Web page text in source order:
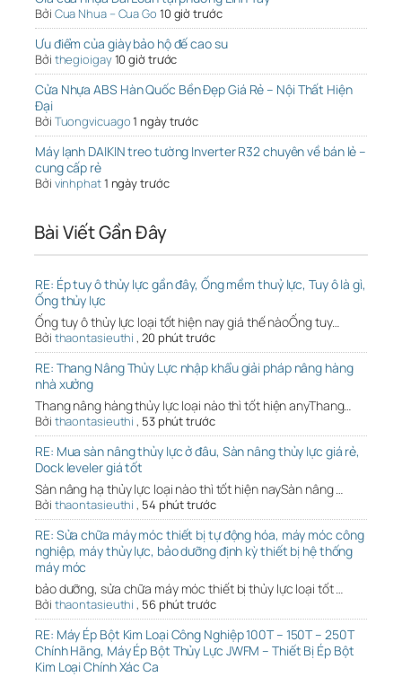
Bởi Cua Nhua – Cua Go 10 giờ trước
Ưu điểm của giày bảo hộ đế cao su
Bởi thegioigay10 giờ trước
Cửa Nhựa ABS Hàn Quốc Bền Đẹp Giá Rẻ – Nội Thất Hiện
Đại
Bởi Tuongvicuago1 ngày trước
Máy lạnh DAIKIN treo tường Inverter R32 chuyên về bán lẻ –
cung cấp rẻ
Bởi vinhphat1 ngày trước
Bài Viết Gần Đây
RE: Ép tuy ô thủy lực gần đây, Ống mềm thuỷ lực, Tuy ô là gì,
Ống thủy lực
Ống tuy ô thủy lực loại tốt hiện nay giá thế nàoỐng tuy…
Bởi thaontasieuthi , 20 phút trước
RE: Thang Nâng Thủy Lực nhập khẩu giải pháp nâng hàng
nhà xưởng
Thang nâng hàng thủy lực loại nào thì tốt hiện anyThang…
Bởi thaontasieuthi , 53 phút trước
RE: Mua sàn nâng thủy lực ở đâu, Sàn nâng thủy lực giá rẻ,
Dock leveler giá tốt
Sàn nâng hạ thủy lực loại nào thì tốt hiện naySàn nâng …
Bởi thaontasieuthi , 54 phút trước
RE: Sửa chữa máy móc thiết bị tự động hóa, máy móc công
nghiệp, máy thủy lực, bảo dưỡng định kỳ thiết bị hệ thống
máy móc
bảo dưỡng, sửa chữa máy móc thiết bị thủy lực loại tốt …
Bởi thaontasieuthi , 56 phút trước
RE: Máy Ép Bột Kim Loại Công Nghiệp 100T – 150T – 250T
Chính Hãng, Máy Ép Bột Thủy Lực JWFM – Thiết Bị Ép Bột
Kim Loại Chính Xác Ca